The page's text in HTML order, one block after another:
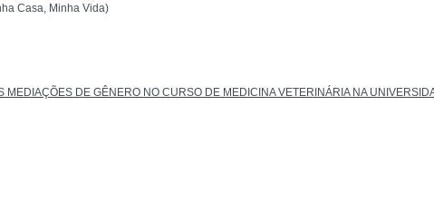
Casa, Minha Vida)
DE GÊNERO NO CURSO DE MEDICINA VETERINÁRIA NA